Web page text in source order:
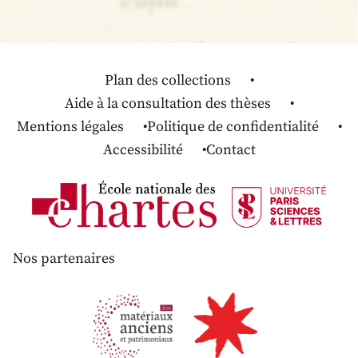
Plan des collections
Aide à la consultation des thèses
Mentions légales
Politique de confidentialité
Accessibilité
Contact
Nos partenaires